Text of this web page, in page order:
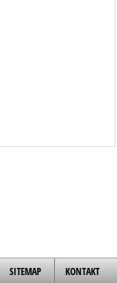
SITEMAP KONTAKT